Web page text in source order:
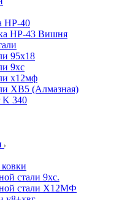
НР-40
НР-43 Вишня
95х18
9хс
х12мф
ХВ5 (Алмазная)
K 340
стали 9хс.
стали Х12МФ